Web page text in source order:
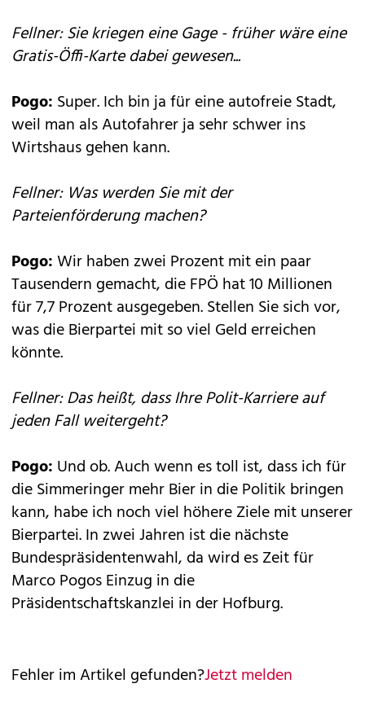
Fellner: Sie kriegen eine Gage - früher wäre eine
Gratis-Öffi-Karte dabei gewesen...
Pogo: Super. Ich bin ja für eine autofreie Stadt,
weil man als Autofahrer ja sehr schwer ins
Wirtshaus gehen kann.
Fellner: Was werden Sie mit der
Parteienförderung machen?
Pogo:Wir haben zwei Prozent mit ein paar
Tausendern gemacht, die FPÖ hat 10 Millionen
für 7,7 Prozent ausgegeben. Stellen Sie sich vor,
was die Bierpartei mit so viel Geld erreichen
könnte.
Fellner: Das heißt, dass Ihre Polit-Karriere auf
jeden Fall weitergeht?
Pogo: Und ob. Auch wenn es toll ist, dass ich für
die Simmeringer mehr Bier in die Politik bringen
kann, habe ich noch viel höhere Ziele mit unserer
Bierpartei. In zwei Jahren ist die nächste
Bundespräsidentenwahl, da wird es Zeit für
Marco Pogos Einzug in die
Präsidentschaftskanzlei in der Hofburg.
Fehler im Artikel gefunden?Jetzt melden